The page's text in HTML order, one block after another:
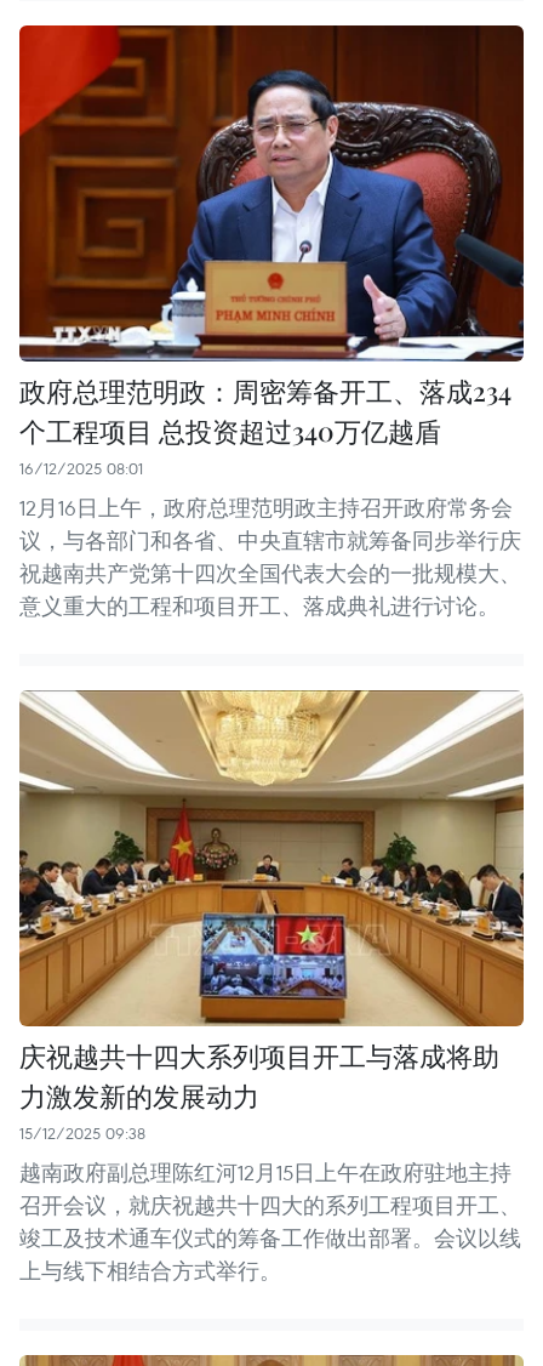
政府总理范明政：周密筹备开工、落成234
个工程项目 总投资超过340万亿越盾
16/12/2025 08:01
12月16日上午，政府总理范明政主持召开政府常务会
议，与各部门和各省、中央直辖市就筹备同步举行庆
祝越南共产党第十四次全国代表大会的一批规模大、
意义重大的工程和项目开工、落成典礼进行讨论。
庆祝越共十四大系列项目开工与落成将助
力激发新的发展动力
15/12/2025 09:38
越南政府副总理陈红河12月15日上午在政府驻地主持
召开会议，就庆祝越共十四大的系列工程项目开工、
竣工及技术通车仪式的筹备工作做出部署。会议以线
上与线下相结合方式举行。